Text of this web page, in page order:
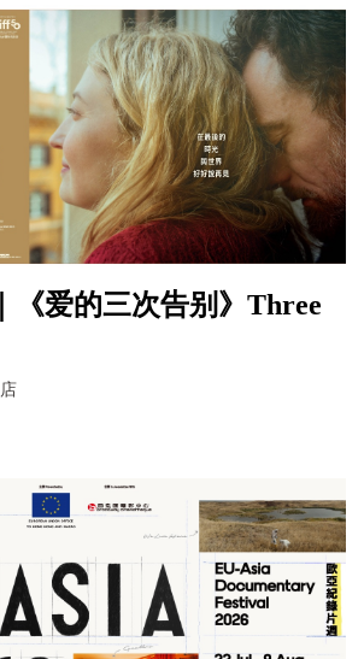
《爱的三次告别》Three